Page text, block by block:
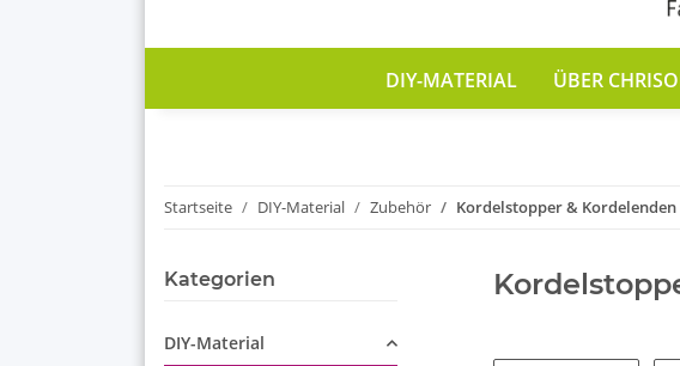
DIY-MATERIAL ÜBER
Startseite DIY-Material Zubehör Kordelstopper & Kordelenden
Kategorien
DIY-Material